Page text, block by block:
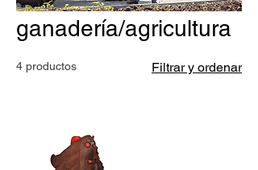
ganadería/agricultura
4 productos Filtrar y ordenar